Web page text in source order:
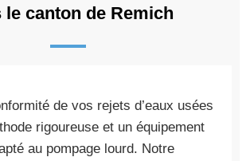
le canton de Remich
de vos rejets d’eaux usées
rigoureuse et un équipement
au pompage lourd. Notre